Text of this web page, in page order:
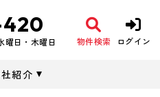
曜日・木曜日 物件検索 ログイン
紹介